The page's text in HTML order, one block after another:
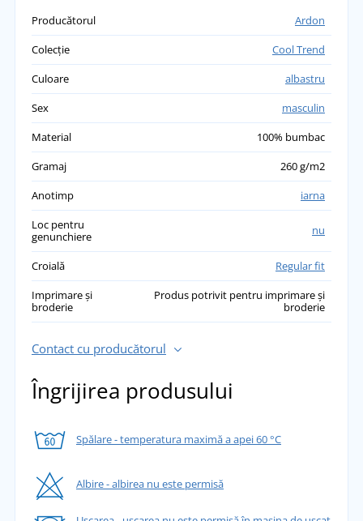
Producătorul
Ardon
Colecție
Cool Trend
Culoare
albastru
Sex
masculin
Material
100% bumbac
Gramaj
260 g/m2
Anotimp
iarna
Loc pentru
genunchiere
nu
Croială
Regular fit
Imprimare și
broderie
Produs potrivit pentru imprimare și
broderie
Contact cu producătorul
Îngrijirea produsului
Spălare - temperatura maximă a apei 60 °C
Albire - albirea nu este permisă